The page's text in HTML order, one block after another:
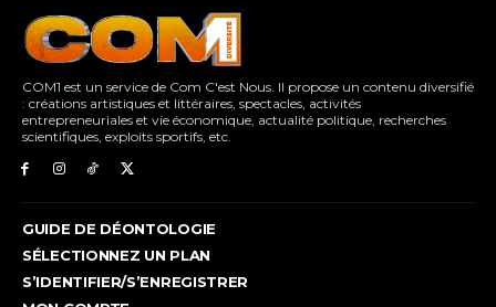
COM1 est un service de Com C'est Nous. Il propose un contenu diversifié
: créations artistiques et littéraires, spectacles, activités
entrepreneuriales et vie économique, actualité politique, recherches
scientifiques, exploits sportifs, etc.
GUIDE DE DÉONTOLOGIE
SÉLECTIONNEZ UN PLAN
S’IDENTIFIER/S’ENREGISTRER